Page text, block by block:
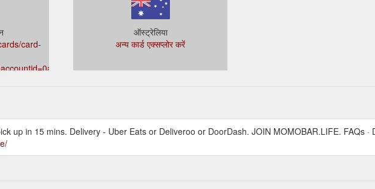
card-
ऑस्ट्रेलिया
अन्य कार्ड एक्सप्लोर करें
up in 15 mins. Delivery - Uber Eats or Deliveroo or DoorDash. JOIN MOMOBAR.LIFE. FAQs ·